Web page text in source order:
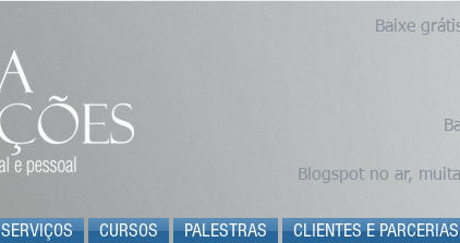
Blogspot no ar,
Baixe
SERVIÇOS CURSOS PALESTRAS CLIENTES E PARCERIAS